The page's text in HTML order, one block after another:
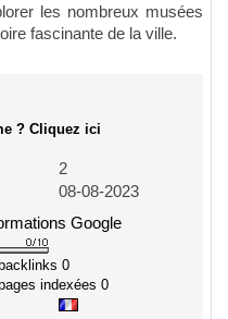
les nombreux musées
fascinante de la ville.
? Cliquez ici
2
08-08-2023
Google
0
indexées 0